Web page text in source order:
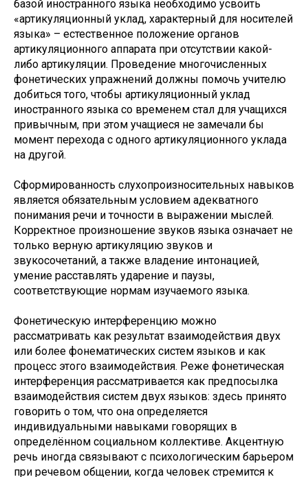
базой иностранного языка необходимо усвоить
«артикуляционный уклад, характерный для носителей
языка» – естественное положение органов
артикуляционного аппарата при отсутствии какой-
либо артикуляции. Проведение многочисленных
фонетических упражнений должны помочь учителю
добиться того, чтобы артикуляционный уклад
иностранного языка со временем стал для учащихся
привычным, при этом учащиеся не замечали бы
момент перехода с одного артикуляционного уклада
на другой.
Сформированность слухопроизносительных навыков
является обязательным условием адекватного
понимания речи и точности в выражении мыслей.
Корректное произношение звуков языка означает не
только верную артикуляцию звуков и
звукосочетаний, а также владение интонацией,
умение расставлять ударение и паузы,
соответствующие нормам изучаемого языка.
Фонетическую интерференцию можно
рассматривать как результат взаимодействия двух
или более фонематических систем языков и как
процесс этого взаимодействия. Реже фонетическая
интерференция рассматривается как предпосылка
взаимодействия систем двух языков: здесь принято
говорить о том, что она определяется
индивидуальными навыками говорящих в
определённом социальном коллективе. Акцентную
речь иногда связывают с психологическим барьером
при речевом общении, когда человек стремится к